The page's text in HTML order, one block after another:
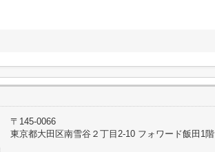
〒145-0066
東京都大田区南雪谷２丁目2-10 フォワード飯田1階